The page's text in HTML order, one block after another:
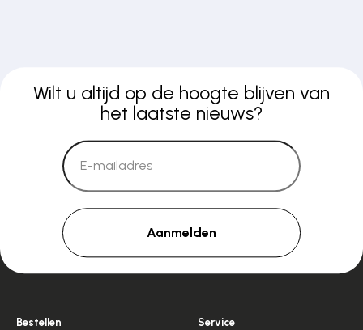
Wilt u altijd op de hoogte blijven van
het laatste nieuws?
Aanmelden
Bestellen Service